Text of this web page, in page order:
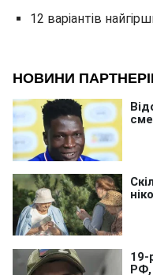
12 варіантів